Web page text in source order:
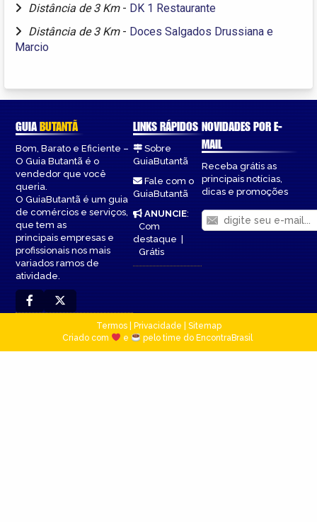
Distância de 3 Km - DK 1 Restaurante
Distância de 3 Km - Doces Salgados Drussiana e
Marcio
GUIABUTANTÃ
Bom, Barato e Eficiente –
O Guia Butantã é o
vendedor que você
queria.
O GuiaButantã é um guia
de comércios e serviços,
que tem as
principais empresas e
profissionais nos mais
variados ramos de
atividade.
LINKS RÁPIDOS
Sobre
GuiaButantã
Fale com o
GuiaButantã
ANUNCIE:
Com
destaque|
Grátis
NOVIDADES POR E-
MAIL
Receba grátis as
principais notícias,
dicas e promoções
Termos| Privacidade
Sitemap
Criado com
e pelo time do EncontraBrasil